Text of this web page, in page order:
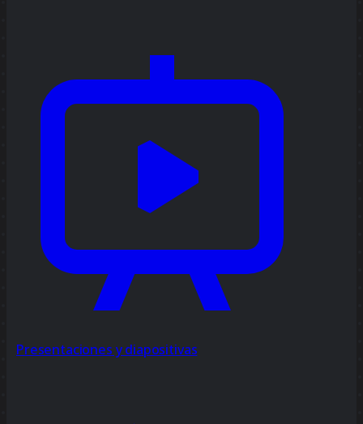
Presentaciones y diapositivas